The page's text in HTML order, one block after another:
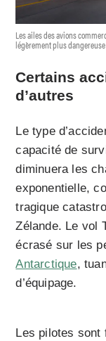
Les ailes des avions
légèrement plus
Certains
d’autres
Le type
capacité de
diminuera les
exponentielle,
tragique
Zélande. Le vol
écrasé sur les
Antarctique,
d’équipage.
Les pilotes sont